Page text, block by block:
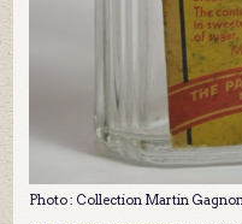
Photo : Collection Martin Gagnon.